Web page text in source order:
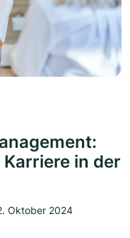
in der
Oktober 2024